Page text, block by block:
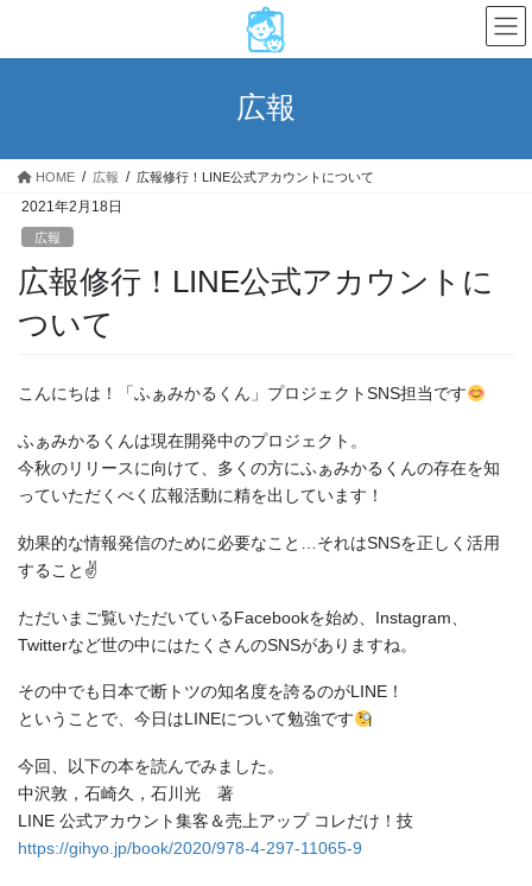
テ
ス
ゲ
ン
広報
HOME 広報 広報修行！LINE公式アカウントについて
2021年2月18日
広報
広報修行！LINE公式アカウントに
ついて
こんにちは！「ふぁみかるくん」プロジェクトSNS担当です
ふぁみかるくんは現在開発中のプロジェクト。
今秋のリリースに向けて、多くの方にふぁみかるくんの存在を知
っていただくべく広報活動に精を出しています！
効果的な情報発信のために必要なこと…それはSNSを正しく活用
すること ✌️
ただいまご覧いただいているFacebookを始め、Instagram、
Twitterなど世の中にはたくさんのSNSがありますね。
その中でも日本で断トツの知名度を誇るのがLINE！
ということで、今日はLINEについて勉強です
今回、以下の本を読んでみました。
中沢敦，石崎久，石川光 著
LINE 公式アカウント集客＆売上アップ コレだけ！技
https://gihyo.jp/book/2020/978-4-297-11065-9